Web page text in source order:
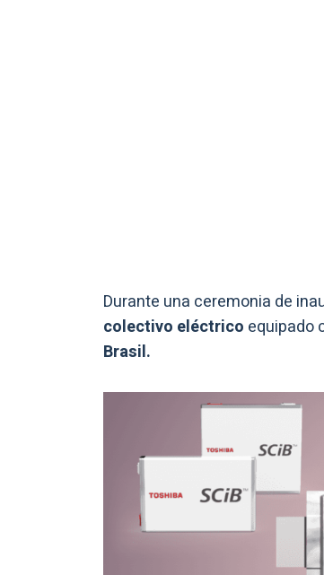
Durante una ceremonia de
colectivo eléctrico equipado
Brasil.